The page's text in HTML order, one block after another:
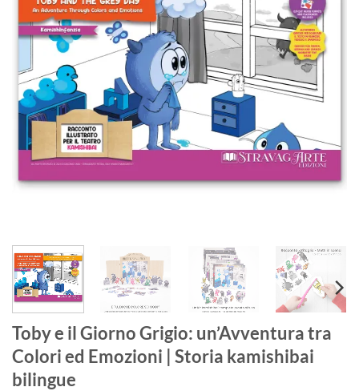
Toby e il Giorno Grigio: un’Avventura tra
Colori ed Emozioni | Storia kamishibai
bilingue